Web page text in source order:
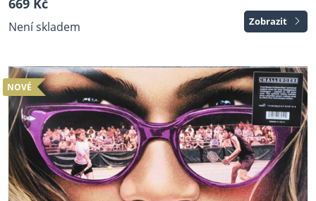
Není skladem Zobrazit
NOVÉ